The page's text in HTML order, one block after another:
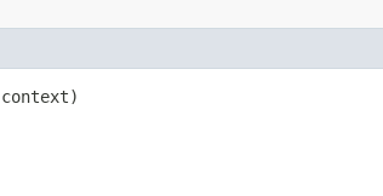
context)